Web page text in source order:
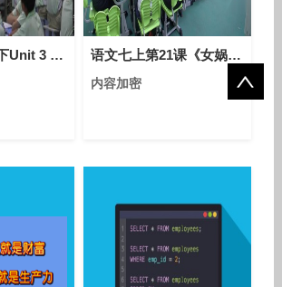
人教版英语七下Unit 3 Section B（2a-2c）课堂视频实录（龙立红） 语文七上第21课《女娲造人》课堂教学视频实录-冯蓓
内容加密